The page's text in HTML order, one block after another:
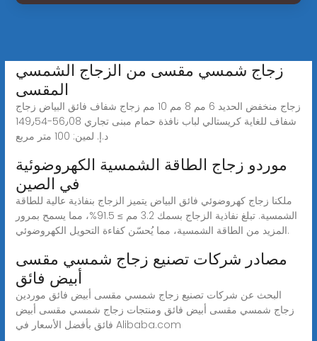
زجاج شمسي مقسى من الزجاج الشمسي
المقسى
زجاج منخفض الحديد 6 مم 8 مم 10 مم زجاج شفاف فائق البياض زجاج
شفاف للغاية كريستالي لباب نافذة حمام مبنى تجاري 56٫08-‏149٫54
د.إ.‏ لمين: 100 متر مربع
موردو زجاج الطاقة الشمسية الكهروضوئية
في الصين
ملكنا زجاج كهروضوئي فائق البياض يتميز الزجاج بنفاذية عالية للطاقة
الشمسية. تبلغ نفاذية الزجاج بسمك 3.2 مم ≥ 91.5%، مما يسمح بمرور
المزيد من الطاقة الشمسية، مما يُحسّن كفاءة التحويل الكهروضوئي.
مصادر شركات تصنيع زجاج شمسي مقسى
أبيض فائق
البحث عن شركات تصنيع زجاج شمسي مقسى أبيض فائق موردين
زجاج شمسي مقسى أبيض فائق ومنتجات زجاج شمسي مقسى أبيض
فائق بأفضل الأسعار في Alibaba.com